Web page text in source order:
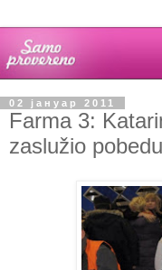
02 јануар 2011
Farma 3:
zaslužio